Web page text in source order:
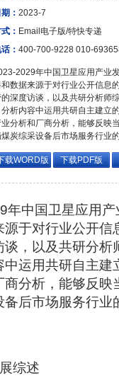
： 2023-7
： Email电子版/特快专递
： 400-700-9228 010-
2029年中国卫星应用产业
数据来源于对行业公开信息
深度访谈，以及共研分析师
析内容中运用共研自主建立
分析和厂商分析，能够反映
炭综采设备后市场服务行业
载WORD版 下载PDF版
年中国卫星应用
于对行业公开信
，以及共研分析
运用共研自主建
分析，能够反映
后市场服务行业
综述